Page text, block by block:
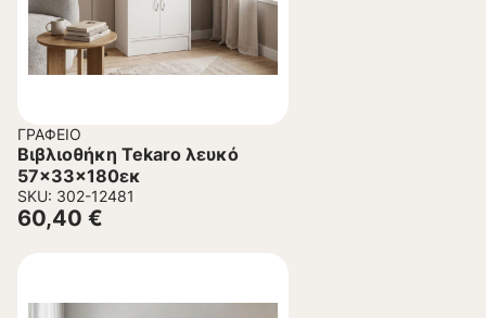
ΓΡΑΦΕΊΟ
Βιβλιοθήκη Tekaro λευκό
57x33x180εκ
SKU: 302-12481
60,40 €